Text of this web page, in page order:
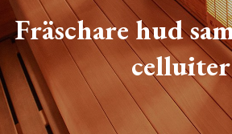
Fräschare hud
celluiter